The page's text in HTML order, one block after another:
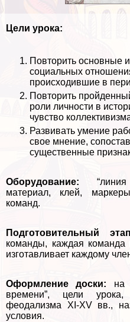
Цели урока:
Повторить основные
социальных
происходившие в
Повторить
роли личности в
чувство
Развивать умение
свое мнение,
существенные
Оборудование: “линия
материал, клей,
комaнд.
Подготовительный
комaнды, каждая комaнда
изготавливает каждому
Оформление доски: на
времени”, цели урока,
феодализма XI-XV вв.,
условия.